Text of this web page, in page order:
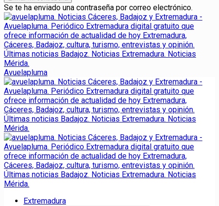
Se te ha enviado una contraseña por correo electrónico.
Avuelapluma
Extremadura